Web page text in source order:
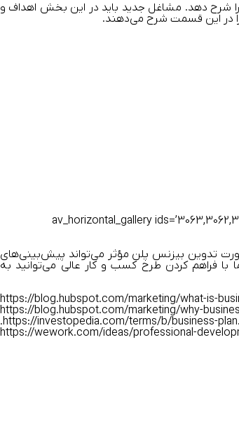
شرح دهد. مشاغل جدید باید در این بخش اهداف و
را در این قسمت شرح می‌دهند.
[av_horizontal_gallery
تدوین بیزنس پلن مؤثر می‌تواند پیش‌بینی‌های
فراهم کردن طرح کسب ‌و ‌کار عالی می‌توانید به
https://blog.hubspot.com/marketing/what-is-
https://blog.hubspot.com/marketing/why-
https://investopedia.com/terms/b/business-
https://wework.com/ideas/professional-